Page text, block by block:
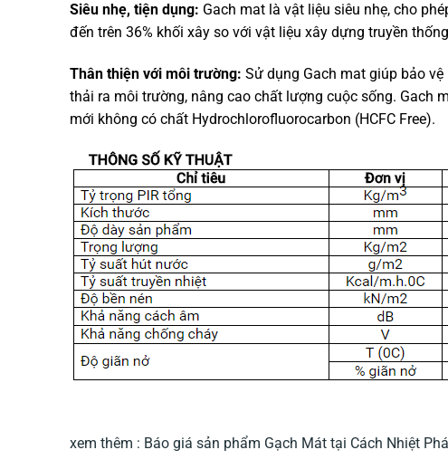
Siêu nhẹ, tiện dụng: Gach mat là vật liệu siêu nhẹ, cho
đến trên 36% khối xây so với vật liệu xây dựng truyền
Thân thiện với môi trường: Sử dụng Gach mat giúp bảo
thải ra môi trường, nâng cao chất lượng cuộc sống. Gach
mới không có chất Hydrochlorofluorocarbon (HCFC Free).
xem thêm : Báo giá sản phẩm Gạch Mát tại Cách Nhiệt